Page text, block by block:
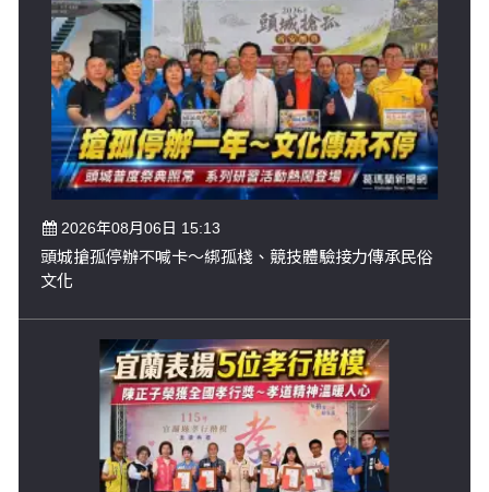
2026年08月06日 15:13
頭城搶孤停辦不喊卡～綁孤棧、競技體驗接力傳承民俗
文化